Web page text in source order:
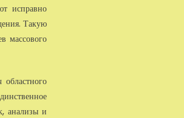
исправно
Такую
массового
анализы и